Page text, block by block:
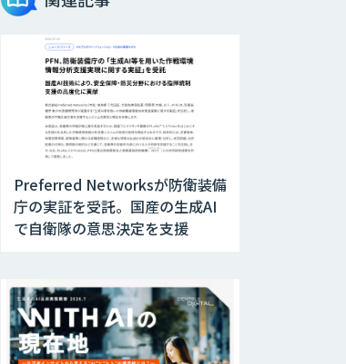
Preferred Networksが防衛装備
庁の実証を受託。国産の生成AI
で自衛隊の意思決定を支援